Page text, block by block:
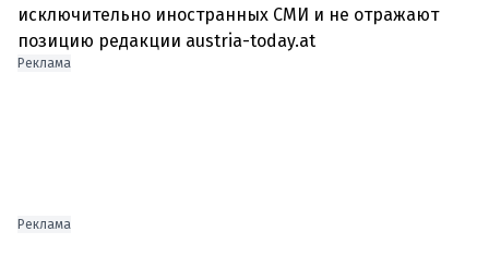
исключительно иностранных СМИ и не отражают
позицию редакции austria-today.at
Реклама
Реклама